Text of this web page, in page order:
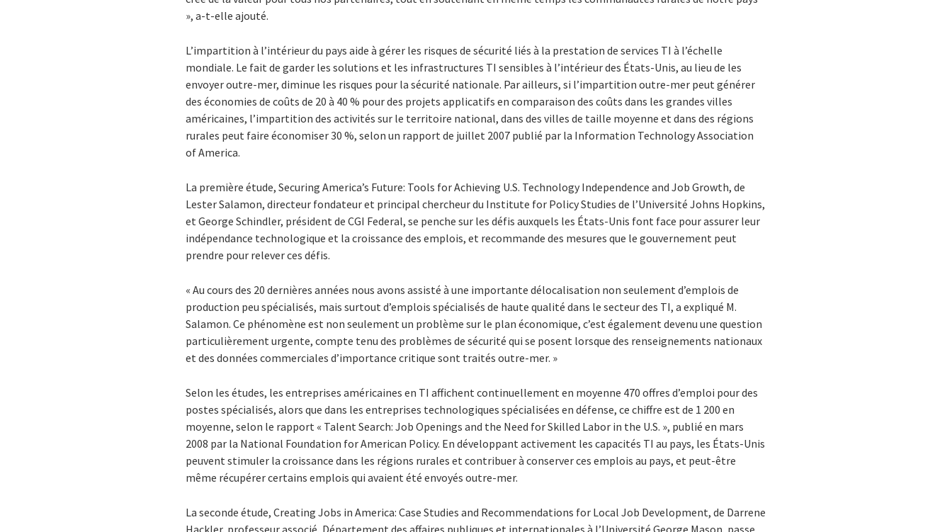
», a-t-elle ajouté.
L’impartition à l’intérieur du pays aide à gérer les risques de sécurité liés à la prestation de services TI à l’échelle
mondiale. Le fait de garder les solutions et les infrastructures TI sensibles à l’intérieur des États-Unis, au lieu de les
envoyer outre-mer, diminue les risques pour la sécurité nationale. Par ailleurs, si l’impartition outre-mer peut générer
des économies de coûts de 20 à 40 % pour des projets applicatifs en comparaison des coûts dans les grandes villes
américaines, l’impartition des activités sur le territoire national, dans des villes de taille moyenne et dans des régions
rurales peut faire économiser 30 %, selon un rapport de juillet 2007 publié par la Information Technology Association
of America.
La première étude, Securing America’s Future: Tools for Achieving U.S. Technology Independence and Job Growth, de
Lester Salamon, directeur fondateur et principal chercheur du Institute for Policy Studies de l’Université Johns Hopkins,
et George Schindler, président de CGI Federal, se penche sur les défis auxquels les États-Unis font face pour assurer leur
indépendance technologique et la croissance des emplois, et recommande des mesures que le gouvernement peut
prendre pour relever ces défis.
« Au cours des 20 dernières années nous avons assisté à une importante délocalisation non seulement d’emplois de
production peu spécialisés, mais surtout d’emplois spécialisés de haute qualité dans le secteur des TI, a expliqué M.
Salamon. Ce phénomène est non seulement un problème sur le plan économique, c’est également devenu une question
particulièrement urgente, compte tenu des problèmes de sécurité qui se posent lorsque des renseignements nationaux
et des données commerciales d’importance critique sont traités outre-mer. »
Selon les études, les entreprises américaines en TI affichent continuellement en moyenne 470 offres d’emploi pour des
postes spécialisés, alors que dans les entreprises technologiques spécialisées en défense, ce chiffre est de 1 200 en
moyenne, selon le rapport « Talent Search: Job Openings and the Need for Skilled Labor in the U.S. », publié en mars
2008 par la National Foundation for American Policy. En développant activement les capacités TI au pays, les États-Unis
peuvent stimuler la croissance dans les régions rurales et contribuer à conserver ces emplois au pays, et peut-être
même récupérer certains emplois qui avaient été envoyés outre-mer.
La seconde étude, Creating Jobs in America: Case Studies and Recommendations for Local Job Development, de Darrene
Hackler, professeur associé, Département des affaires publiques et internationales à l’Université George Mason, passe